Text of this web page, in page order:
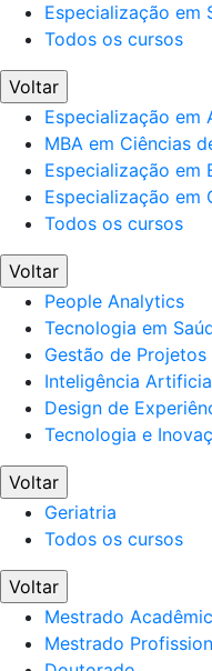
Especialização em
Todos os cursos
Voltar
Especialização em
MBA em Ciências
Especialização em
Especialização em
Todos os cursos
Voltar
People Analytics
Tecnologia em
Gestão de Projetos
Inteligência
Design de
Tecnologia e
Voltar
Geriatria
Todos os cursos
Voltar
Mestrado
Mestrado